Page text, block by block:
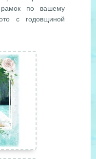
рамок по вашему
с годовщиной